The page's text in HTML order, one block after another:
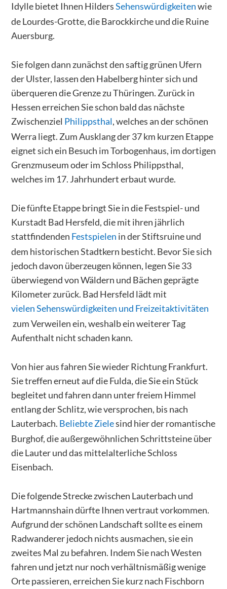
Idylle bietet Ihnen HildersSehenswürdigkeitenwie
de Lourdes-Grotte, die Barockkirche und die Ruine
Auersburg.
Sie folgen dann zunächst den saftig grünen Ufern
der Ulster, lassen den Habelberg hinter sich und
überqueren die Grenze zu Thüringen. Zurück in
Hessen erreichen Sie schon bald das nächste
Zwischenziel Philippsthal, welches an der schönen
Werra liegt. Zum Ausklang der 37 km kurzen Etappe
eignet sich ein Besuch im Torbogenhaus, im dortigen
Grenzmuseum oder im Schloss Philippsthal,
welches im 17. Jahrhundert erbaut wurde.
Die fünfte Etappe bringt Sie in die Festspiel- und
Kurstadt Bad Hersfeld, die mit ihren jährlich
stattfindenden Festspielen in der Stiftsruine und
dem historischen Stadtkern besticht. Bevor Sie sich
jedoch davon überzeugen können, legen Sie 33
überwiegend von Wäldern und Bächen geprägte
Kilometer zurück. Bad Hersfeld lädt mit
vielen Sehenswürdigkeiten und Freizeitaktivitäten
zum Verweilen ein, weshalb ein weiterer Tag
Aufenthalt nicht schaden kann.
Von hier aus fahren Sie wieder Richtung Frankfurt.
Sie treffen erneut auf die Fulda, die Sie ein Stück
begleitet und fahren dann unter freiem Himmel
entlang der Schlitz, wie versprochen, bis nach
Lauterbach. Beliebte Zielesind hier der romantische
Burghof, die außergewöhnlichen Schrittsteine über
die Lauter und das mittelalterliche Schloss
Eisenbach.
Die folgende Strecke zwischen Lauterbach und
Hartmannshain dürfte Ihnen vertraut vorkommen.
Aufgrund der schönen Landschaft sollte es einem
Radwanderer jedoch nichts ausmachen, sie ein
zweites Mal zu befahren. Indem Sie nach Westen
fahren und jetzt nur noch verhältnismäßig wenige
Orte passieren, erreichen Sie kurz nach Fischborn